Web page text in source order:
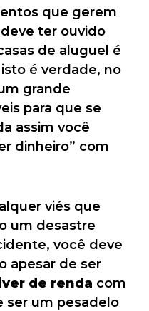
que gerem
ter ouvido
de aluguel é
é verdade, no
grande
para que se
assim você
dinheiro” com
viés que
um desastre
você deve
apesar de ser
de renda com
ser um pesadelo